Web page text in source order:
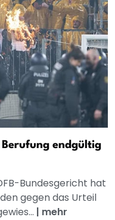
Berufung endgültig
Bundesgericht hat
gegen das Urteil
| mehr